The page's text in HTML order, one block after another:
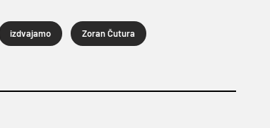
izdvajamo Zoran Čutura